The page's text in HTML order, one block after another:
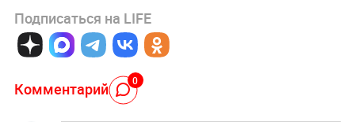
Подписаться на LIFE
Комментарий 0